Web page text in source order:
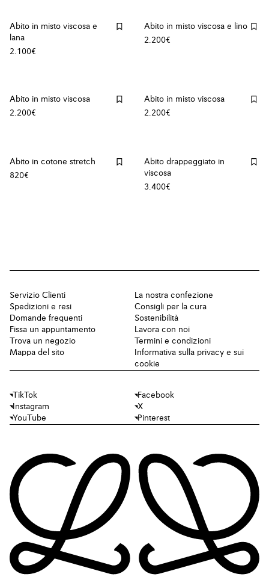
Abito in misto viscosa e
lana
2.100€
Abito in misto viscosa e lino
2.200€
Abito in misto viscosa
2.200€
Abito in misto viscosa
2.200€
Abito in cotone stretch
820€
Abito drappeggiato in
viscosa
3.400€
Servizio Clienti
Spedizioni e resi
Domande frequenti
Fissa un appuntamento
Trova un negozio
Mappa del sito
La nostra confezione
Consigli per la cura
Sostenibilità
Lavora con noi
Termini e condizioni
Informativa sulla privacy e sui
cookie
TikTok
Facebook
Instagram
X
YouTube
Pinterest